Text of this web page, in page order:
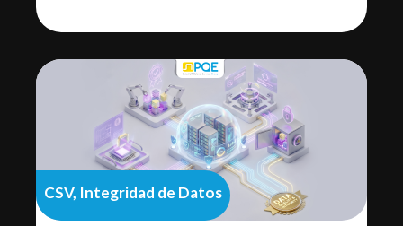
CSV, Integridad de Datos